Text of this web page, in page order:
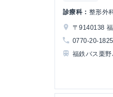
診療科： 整形外
〒9140138
0770-20-1825
福鉄バス栗